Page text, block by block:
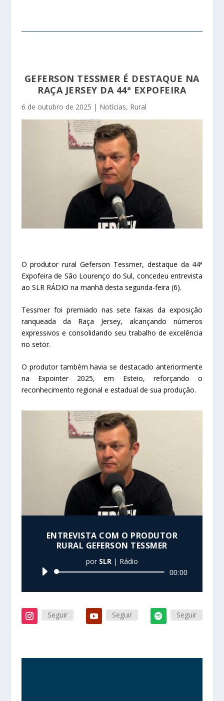
GEFERSON TESSMER É DESTAQUE NA
RAÇA JERSEY DA 44ª EXPOFEIRA
6 de outubro de 2025 | Notícias, Rural
O produtor rural Geferson Tessmer, destaque da 44ª
Expofeira de São Lourenço do Sul, concedeu entrevista
ao SLR RÁDIO na manhã desta segunda-feira (6).
Tessmer foi premiado nas sete faixas da exposição
ranqueada da Raça Jersey, alcançando números
expressivos e consolidando seu trabalho de excelência
no setor.
O produtor também havia se destacado anteriormente
na Expointer 2025, em Esteio, reforçando o
reconhecimento regional e estadual de sua produção.
ENTREVISTA COM O PRODUTOR
RURAL GEFERSON TESSMER
por SLR| Rádio
Tocador
00:00
Seguir Seguir Seguir